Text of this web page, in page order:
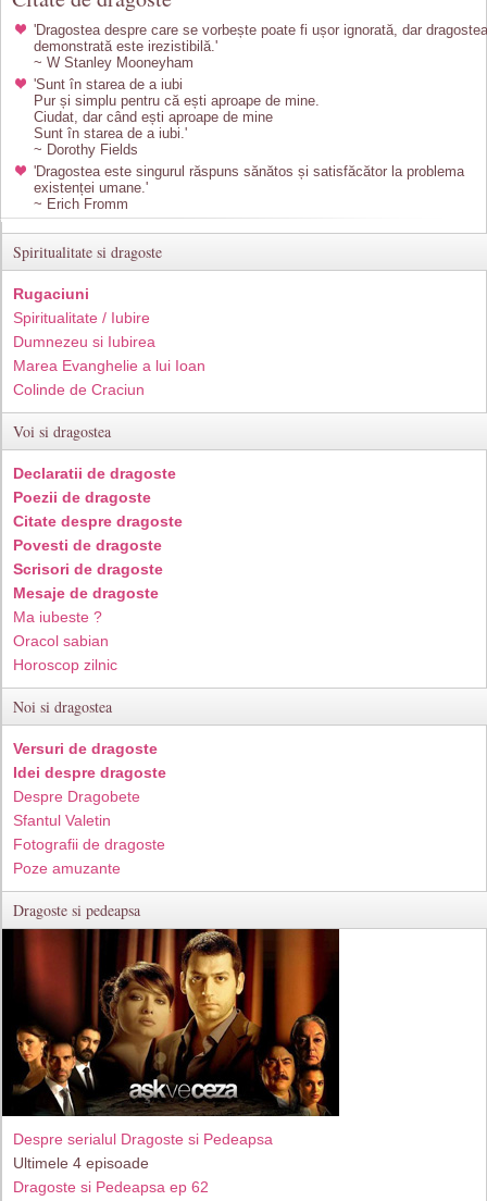
'Dragostea despre care se vorbește poate fi ușor ignorată, dar dragostea
demonstrată este irezistibilă.'
~ W Stanley Mooneyham
'Sunt în starea de a iubi
Pur și simplu pentru că ești aproape de mine.
Ciudat, dar când ești aproape de mine
Sunt în starea de a iubi.'
~ Dorothy Fields
'Dragostea este singurul răspuns sănătos și satisfăcător la problema
existenței umane.'
~ Erich Fromm
Spiritualitate si dragoste
Rugaciuni
Spiritualitate / Iubire
Dumnezeu si Iubirea
Marea Evanghelie a lui Ioan
Colinde de Craciun
Voi si dragostea
Declaratii de dragoste
Poezii de dragoste
Citate despre dragoste
Povesti de dragoste
Scrisori de dragoste
Mesaje de dragoste
Ma iubeste ?
Oracol sabian
Horoscop zilnic
Noi si dragostea
Versuri de dragoste
Idei despre dragoste
Despre Dragobete
Sfantul Valetin
Fotografii de dragoste
Poze amuzante
Dragoste si pedeapsa
Despre serialul Dragoste si Pedeapsa
Ultimele 4 episoade
Dragoste si Pedeapsa ep 62